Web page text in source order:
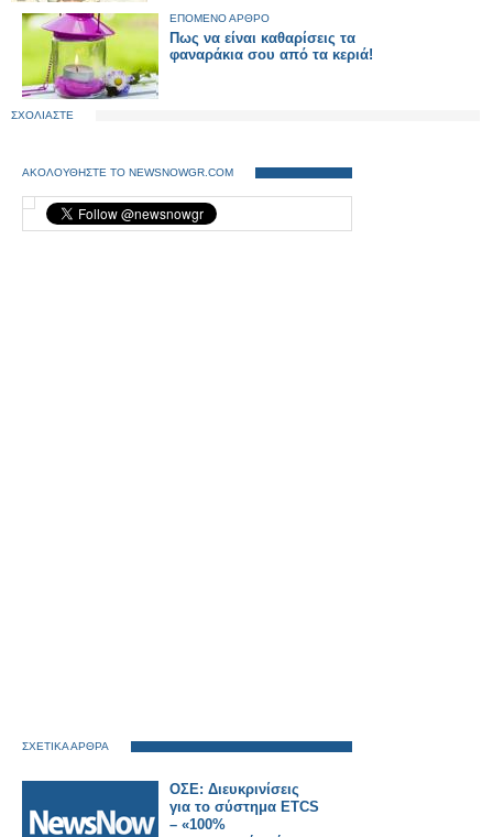
ΕΠΟΜΕΝΟ ΑΡΘΡΟ
Πως να είναι καθαρίσεις τα
φαναράκια σου από τα κεριά!
ΣΧΟΛΙΑΣΤΕ
ΑΚΟΛΟΥΘΗΣΤΕ ΤΟ NEWSNOWGR.COM
ΣΧΕΤΙΚΑ ΑΡΘΡΑ
ΟΣΕ: Διευκρινίσεις
για το σύστημα ETCS
– «100%